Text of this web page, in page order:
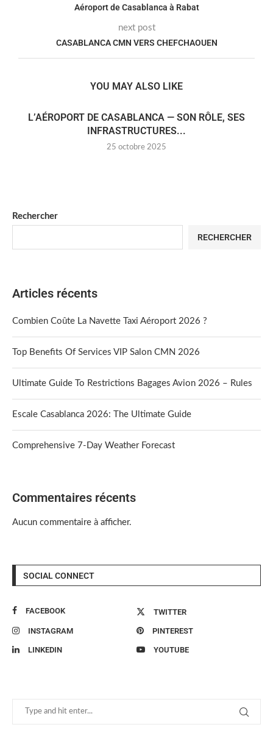
Aéroport de Casablanca à Rabat
next post
CASABLANCA CMN VERS CHEFCHAOUEN
YOU MAY ALSO LIKE
L’AÉROPORT DE CASABLANCA — SON RÔLE, SES
INFRASTRUCTURES...
25 octobre 2025
Rechercher
RECHERCHER
Articles récents
Combien Coûte La Navette Taxi Aéroport 2026 ?
Top Benefits Of Services VIP Salon CMN 2026
Ultimate Guide To Restrictions Bagages Avion 2026 – Rules
Escale Casablanca 2026: The Ultimate Guide
Comprehensive 7-Day Weather Forecast
Commentaires récents
Aucun commentaire à afficher.
SOCIAL CONNECT
FACEBOOK TWITTER
INSTAGRAM PINTEREST
LINKEDIN YOUTUBE